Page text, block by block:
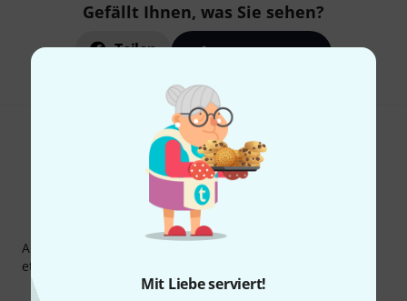
Mit Liebe serviert!
Gefällt Ihnen, was Sie sehen?
Teilen Hilfe & Feedback
Thomann Newsletter
Abonniere den Thomann Newsletter und gewinne mit
etwas Glück einen von
Inspirierende Beiträge
Deals